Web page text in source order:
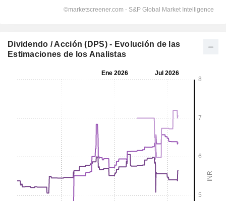
Dividendo / Acción (DPS) - Evolución de las
Estimaciones de los Analistas